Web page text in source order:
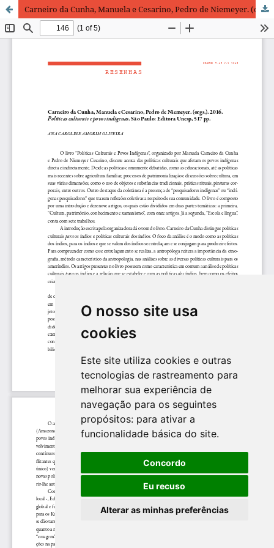
O nosso site usa
cookies
Este site utiliza cookies e outras
tecnologias de rastreamento para
melhorar sua experiência de
navegação para os seguintes
propósitos: para ativar a
funcionalidade básica do site.
Concordo
Eu recuso
Alterar as minhas preferências
Carneiro da Cunha, Manuela e Cesarino, Pedro de Niemeyer. (orgs.). 2016. Políticas culturais e povos indígenas. São Paulo: Editora Unesp, 517 pp.